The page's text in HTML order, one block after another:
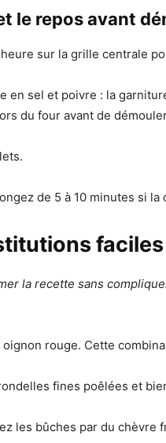
le repos avant
heure sur la grille centrale
en sel et poivre : la
du four avant de
de 5 à 10 minutes si
faciles
la recette sans
rouge. Cette
fines poêlées et
les bûches par du chèvre